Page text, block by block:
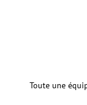
Toute une